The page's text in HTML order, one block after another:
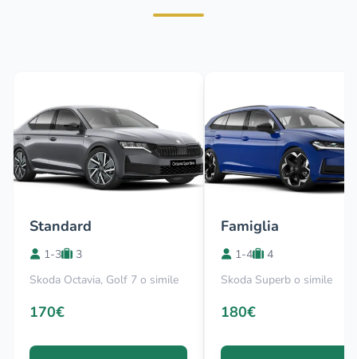
Standard
1-3
3
Skoda Octavia, Golf 7 o simile
170€
Famiglia
1-4
4
Skoda Superb o simile
180€